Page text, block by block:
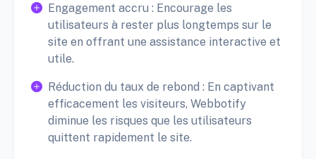
Engagement accru : Encourage les
utilisateurs à rester plus longtemps sur le
site en offrant une assistance interactive et
utile.
Réduction du taux de rebond : En captivant
efficacement les visiteurs, Webbotify
diminue les risques que les utilisateurs
quittent rapidement le site.